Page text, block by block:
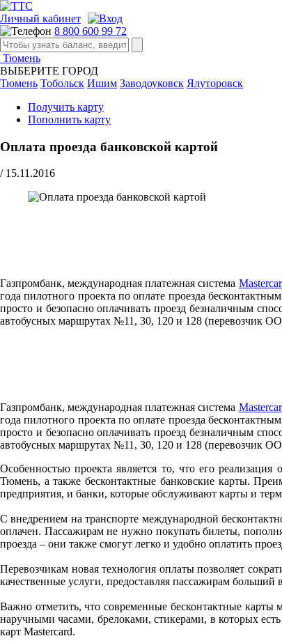
Личный кабинет
8 800 600 99 72
Тюмень
ВЫБЕРИТЕ ГОРОД
Тюмень Тобольск Ишим Заводоуковск Ялуторовск
Получить карту
Пополнить карту
Оплата проезда банковской картой
/ 15.11.2016
Газпромбанк, международная платежная система
года пилотного проекта по оплате проезда
просто и безопасно оплачивать проезд безналичным
автобусных маршрутах №11, 30, 120 и 128 (перевозчик
Газпромбанк, международная платежная система
года пилотного проекта по оплате проезда
просто и безопасно оплачивать проезд безналичным
автобусных маршрутах №11, 30, 120 и 128 (перевозчик
Особенностью проекта является то, что его
Тюмень, а также бесконтактные банковские карты.
предприятия, и банки, которые обслуживают карты и
С внедрением на транспорте международной
оплачен. Пассажирам не нужно покупать билеты,
проезда – они также смогут легко и удобно оплатить
Перевозчикам новая технология оплаты позволяет
качественные услуги, предоставляя пассажирам
Важно отметить, что современные бесконтактные карты
наручными часами, брелоками, стикерами, в которых
карт Mastercard.